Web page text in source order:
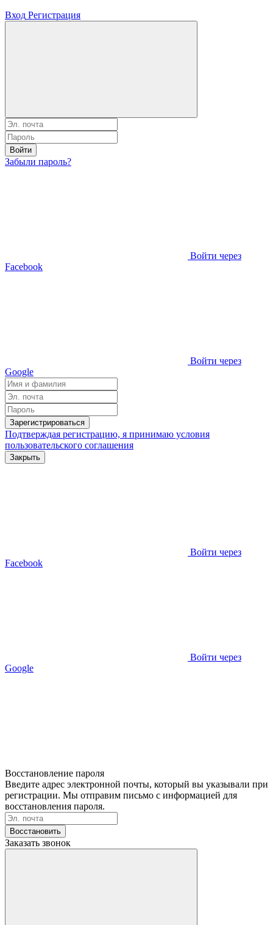
Вход Регистрация
Войти
Забыли пароль?
Войти через
Facebook
Войти через
Google
Зарегистрироваться
Подтверждая регистрацию, я принимаю условия
пользовательского соглашения
Закрыть
Войти через
Facebook
Войти через
Google
Восстановление пароля
Введите адрес электронной почты, который вы указывали при
регистрации. Мы отправим письмо с информацией для
восстановления пароля.
Восстановить
Заказать звонок